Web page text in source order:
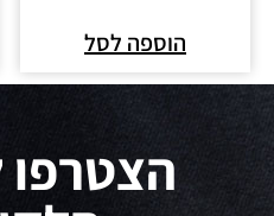
הוספה לסל
הצטרפו